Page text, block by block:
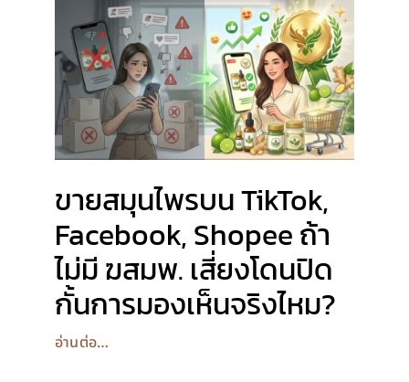
ขายสมุนไพรบน TikTok,
Facebook, Shopee ถ้า
ไม่มี ฆสมพ. เสี่ยงโดนปิด
กั้นการมองเห็นจริงไหม?
อ่านต่อ…